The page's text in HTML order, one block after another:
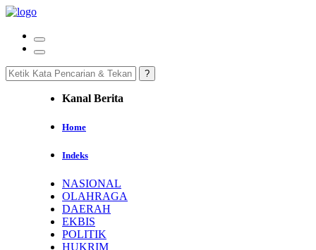
Kanal Berita
Home
Indeks
NASIONAL
OLAHRAGA
DAERAH
EKBIS
POLITIK
HUKRIM